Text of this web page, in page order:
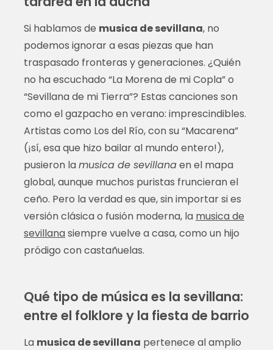
Si hablamos de musica de sevillana, no
podemos ignorar a esas piezas que han
traspasado fronteras y generaciones. ¿Quién
no ha escuchado “La Morena de mi Copla” o
“Sevillana de mi Tierra”? Estas canciones son
como el gazpacho en verano: imprescindibles.
Artistas como Los del Río, con su “Macarena”
(¡sí, esa que hizo bailar al mundo entero!),
pusieron lamusica de sevillanaen el mapa
global, aunque muchos puristas fruncieran el
ceño. Pero la verdad es que, sin importar si es
versión clásica o fusión moderna, la musica de
sevillanasiempre vuelve a casa, como un hijo
pródigo con castañuelas.
Qué tipo de música es la sevillana:
entre el folklore y la fiesta de barrio
La musica de sevillana pertenece al amplio